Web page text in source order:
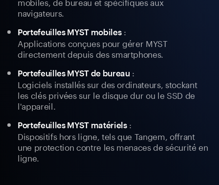
navigateurs.
Portefeuilles MYST mobiles:
Applications conçues pour gérer MYST
directement depuis des smartphones.
Portefeuilles MYST de bureau :
Logiciels installés sur des ordinateurs, stockant
les clés privées sur le disque dur ou le SSD de
l'appareil.
Portefeuilles MYST matériels:
Dispositifs hors ligne, tels que Tangem, offrant
une protection contre les menaces de sécurité en
ligne.